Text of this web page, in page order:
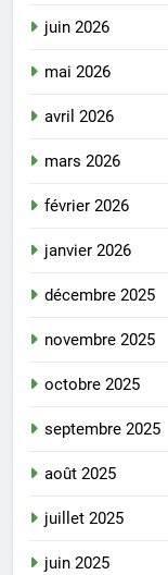
juin 2026
mai 2026
avril 2026
mars 2026
février 2026
janvier 2026
décembre 2025
novembre 2025
octobre 2025
septembre 2025
août 2025
juillet 2025
juin 2025